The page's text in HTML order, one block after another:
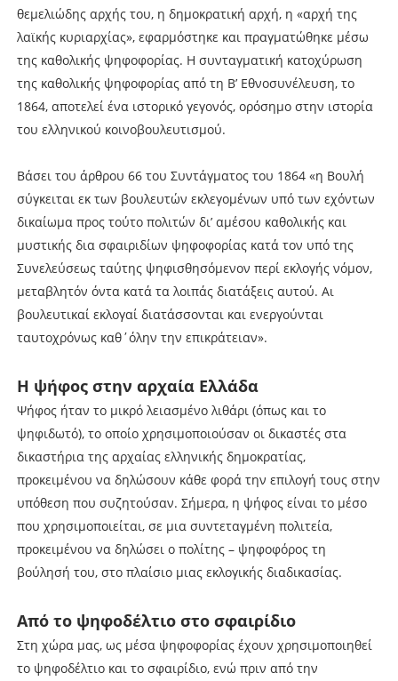
θεμελιώδης αρχής του, η δημοκρατική αρχή, η «αρχή της
λαϊκής κυριαρχίας», εφαρμόστηκε και πραγματώθηκε μέσω
της καθολικής ψηφοφορίας. Η συνταγματική κατοχύρωση
της καθολικής ψηφοφορίας από τη Β’ Εθνοσυνέλευση, το
1864, αποτελεί ένα ιστορικό γεγονός, ορόσημο στην ιστορία
του ελληνικού κοινοβουλευτισμού.
Βάσει του άρθρου 66 του Συντάγματος του 1864 «η Βουλή
σύγκειται εκ των βουλευτών εκλεγομένων υπό των εχόντων
δικαίωμα προς τούτο πολιτών δι’ αμέσου καθολικής και
μυστικής δια σφαιριδίων ψηφοφορίας κατά τον υπό της
Συνελεύσεως ταύτης ψηφισθησόμενον περί εκλογής νόμον,
μεταβλητόν όντα κατά τα λοιπάς διατάξεις αυτού. Αι
βουλευτικαί εκλογαί διατάσσονται και ενεργούνται
ταυτοχρόνως καθ΄όλην την επικράτειαν».
Η ψήφος στην αρχαία Ελλάδα
Ψήφος ήταν το μικρό λειασμένο λιθάρι (όπως και το
ψηφιδωτό), το οποίο χρησιμοποιούσαν οι δικαστές στα
δικαστήρια της αρχαίας ελληνικής δημοκρατίας,
προκειμένου να δηλώσουν κάθε φορά την επιλογή τους στην
υπόθεση που συζητούσαν. Σήμερα, η ψήφος είναι το μέσο
που χρησιμοποιείται, σε μια συντεταγμένη πολιτεία,
προκειμένου να δηλώσει ο πολίτης – ψηφοφόρος τη
βούλησή του, στο πλαίσιο μιας εκλογικής διαδικασίας.
Από το ψηφοδέλτιο στο σφαιρίδιο
Στη χώρα μας, ως μέσα ψηφοφορίας έχουν χρησιμοποιηθεί
το ψηφοδέλτιο και το σφαιρίδιο, ενώ πριν από την